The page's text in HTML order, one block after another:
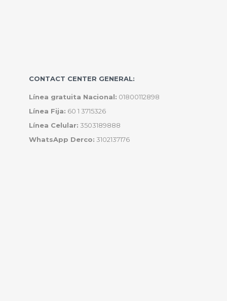
CONTACT CENTER GENERAL:
Línea gratuita Nacional: 01800112898
Línea Fija: 60 1 3715326
Línea Celular: 3503189888
WhatsApp Derco: 3102137176